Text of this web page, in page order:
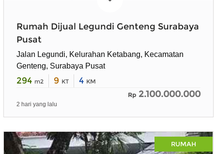
Rumah Dijual Legundi Genteng Surabaya
Pusat
Jalan Legundi, Kelurahan Ketabang, Kecamatan
Genteng, Surabaya Pusat
294 m2 9 KT 4 KM
Rp 2.100.000.000
2 hari yang lalu
RUMAH